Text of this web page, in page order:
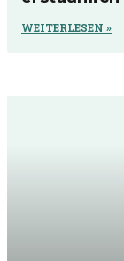
WEITERLESEN »